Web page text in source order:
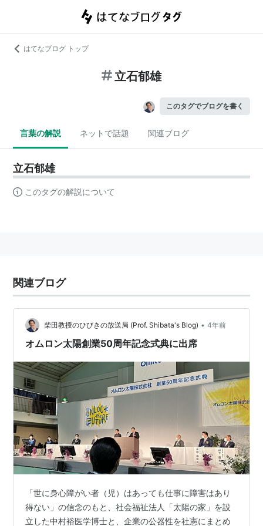
はてなブログ トップ
立石郁雄
このタグでブログを書く
言葉の解説 ネットで話題 関連ブログ
立石郁雄
このタグの解説について
関連ブログ
柴田教授のひびきの放送局 (Prof. Shibata's Blog) • 4年前
オムロン太陽創業50周年記念式典に出席
「世に身心障がい者（児）はあっても仕事に障害はあり
得ない」の信念のもと、社会福祉法人「太陽の家」を設
立した中村裕医学博士と、企業の公器性を社憲にまとめ